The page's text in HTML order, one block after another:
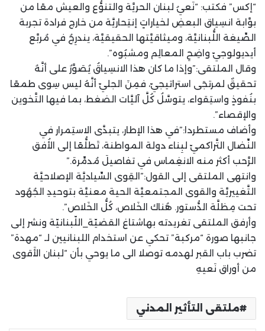
“إكس” فكتب: “نَعيُ لبنان الحريَّة والتنوُّع والعيش معًا من
بوَّابة انسِياق البعضِ لخياراتٍ إنتِحاريَّة من خارج فرادة تجربة
الصِّيغة اللُّبنانيَّة، وميثاقيَّتها الحقيقيَّة، يندرِجُ في مُربَّع
أيديولوجيّ واضِحِ المعالِم ومشبُوه”.
وقال الملتقى:”وإذا ما كان هذا الانسِياقُ يُصَوَّرُ على أنَّهُ
تحقيقٌ لمرتجَى استراتيجيّ، فمِنَ الجليّ أنَّهُ ليس سِوى طمعًا
بنُفوذٍ واستِقواء، يتوسَّلُ كُلَّ آليَّات الضغط، بما فيها التَّخوين
والإقصاء”.
وأضاف مستطردا:”في هذا الإطار، يتبدَّى الاستِمرار في
النِّضال التَّراكميّ لبِناء دولة المواطنة، تَطلُّعًا إلى الأُفق
الرَّحب أكثر منه الانغِماس في تفاصيلَ مُدمِّرة.”
وانتهى الملتقى إلى القول:”القِوى السِّياديَّة الإصلاحيَّة
التَّغييريَّة والقوى المجتمعيَّة الحية معنيَّة بتوحيدِ الجُهُود
تحت مِظلَّة الدُّستور. هُناك الخَلاص، كُلُّ الخَلاص”.
وأرفق الملتقى تغريدته بهاشتاغ القضيّة_اللّبنانيّة ونشر إلى
جانبها صورة “مركبة” تحكي عن استخدام اللبنانيين لـ “مهدة”
تضرب باب القبر لهدمه توصلا الى ما يوحي بأن “لبنان الأَقوى
من أوراق نَعيهِ
ملتقى التأثير المدني